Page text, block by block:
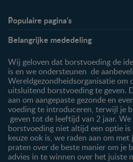
Populaire pagina's
Veelgestelde vragen
Over ons
Contact
Producten
Onze producten
Belangrijke mededeling
Wij geloven dat borstvoeding de
is en we ondersteunen de
Wereldgezondheidsorganisatie om
uitsluitend borstvoeding te geven.
aan om aangepaste gezonde en
voeding te introduceren, terwijl je
geven tot de leeftijd van 2 jaar.
borstvoeding niet altijd een optie
keuze ook is, we raden aan om
praten over de beste manier om je
advies in te winnen over het juiste